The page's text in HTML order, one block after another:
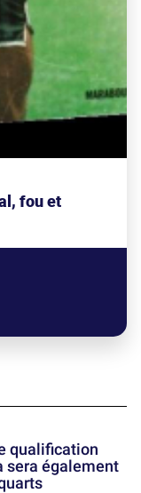
fou et
qualification
sera également